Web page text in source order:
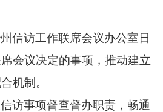
州信访工作联席会议办公室日
会议决定的事项， 推动建立
机制。
访事项督查督办职责， 畅通